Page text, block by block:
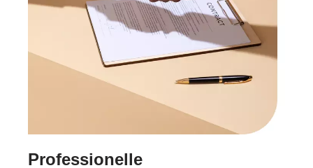
Professionelle